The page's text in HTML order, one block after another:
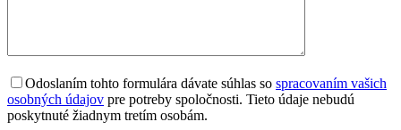
Odoslaním tohto formulára dávate súhlas so spracovaním vašich
osobných údajov pre potreby spoločnosti. Tieto údaje nebudú
poskytnuté žiadnym tretím osobám.